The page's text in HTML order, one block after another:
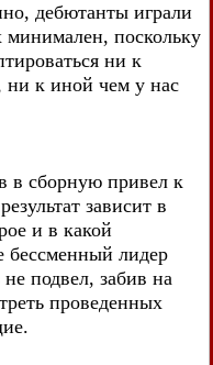
дебютанты играли
минимален, поскольку
ни к
к иной чем у нас
в сборную привел к
зависит в
и в какой
бессменный лидер
подвел, забив на
проведенных